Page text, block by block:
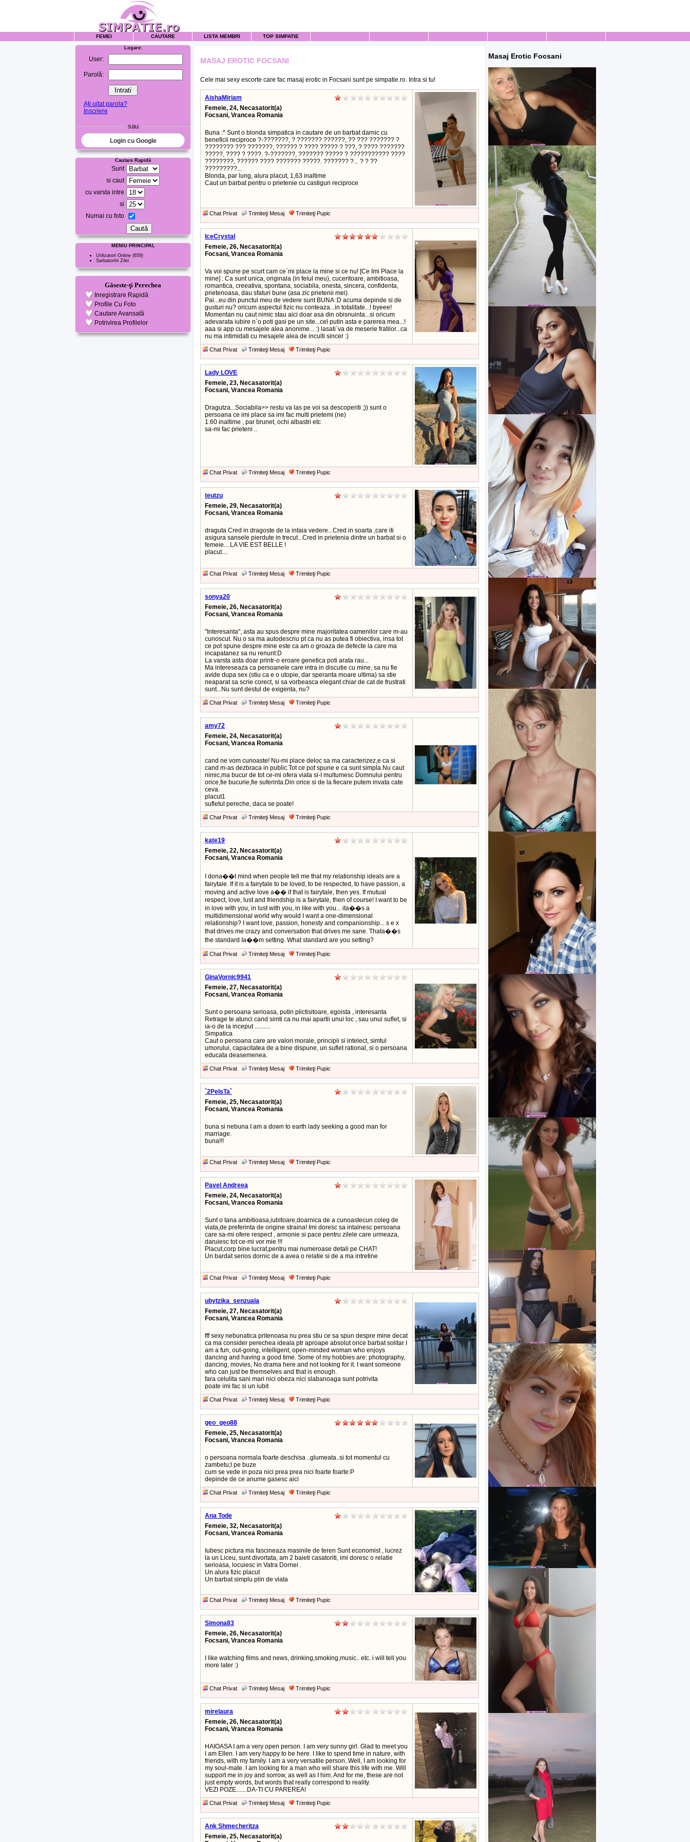
FEMEI CAUTARE LISTA MEMBRI TOP SIMPATIE
Logare:
User:
Parolă:
Aţi uitat parola?
Inscriere
sau
Login cu Google
Cautare Rapidă
Sunt
si caut
cu varsta intre
si
Numai cu foto
MENIU PRINCIPAL
Utilizatori Online (659)
Sarbatoritii Zilei
Găseste-ţi Perechea
Inregistrare Rapidă
Profile Cu Foto
Cautare Avansată
Potrivirea Profilelor
MASAJ EROTIC FOCSANI
Cele mai sexy escorte care fac masaj erotic in Focsani sunt pe simpatie.ro. Intra si tu!
AishaMiriam
Femeie, 24, Necasatorit(a)
Focsani, Vrancea Romania
Buna :* Sunt o blonda simpatica in cautare de un barbat darnic cu
beneficii reciproce ?-???????, ? ??????? ??????, ?? ??? ??????? ?
???????? ??? ???????, ?????? ? ???? ????? ? ???, ? ???? ???????
?????, ???? ? ????. ?-???????, ??????? ????? ? ??????????? ????
????????, ?????? ???? ??????? ?????. ??????? ?... ? ? ??
?????????...
Blonda, par lung, alura placut, 1,63 inaltime
Caut un barbat pentru o prietenie cu castiguri reciproce
Chat Privat Trimiteţi Mesaj Trimiteţi Pupic
IceCrystal
Femeie, 26, Necasatorit(a)
Focsani, Vrancea Romania
Va voi spune pe scurt cam ce`mi place la mine si ce nu! [Ce Imi Place la
mine] : Ca sunt unica, originala (in felul meu), cuceritoare, ambitioasa,
romantica, creeativa, spontana, sociabila, onesta, sincera, confidenta,
prietenoasa, dau sfaturi bune (asa zic prietenii mei).
Pai...eu din punctul meu de vedere sunt BUNA :D acuma depinde si de
gusturi nu? oricum aspectul fizic nu conteaza...in totalitate...! byeee!
Momentan nu caut nimic stau aici doar asa din obisnuinta...si oricum
adevarata iubire n`o poti gasi pe un site...cel putin asta e parerea mea...!
aaa si app cu mesajele alea anonime... :) lasati`va de meserie fratilor...ca
nu ma intimidati cu mesajele alea de inculti sincer :)
Chat Privat Trimiteţi Mesaj Trimiteţi Pupic
Lady LOVE
Femeie, 23, Necasatorit(a)
Focsani, Vrancea Romania
Dragutza...Sociabila>> restu va las pe voi sa descoperiti ;)) sunt o
persoana ce imi place sa imi fac multi prietemi (ne)
1.60 inaltime , par brunet, ochi albastri etc
sa-mi fac prieteni ..
Chat Privat Trimiteţi Mesaj Trimiteţi Pupic
teutzu
Femeie, 29, Necasatorit(a)
Focsani, Vrancea Romania
draguta Cred in dragoste de la intaia vedere...Cred in soarta ,care iti
asigura sansele pierdute in trecut...Cred in prietenia dintre un barbat si o
femeie... LA VIE EST BELLE !
placut....
Chat Privat Trimiteţi Mesaj Trimiteţi Pupic
sonya20
Femeie, 26, Necasatorit(a)
Focsani, Vrancea Romania
"Interesanta", asta au spus despre mine majoritatea oamenilor care m-au
cunoscut. Nu o sa ma autodescriu pt ca nu as putea fi obiectiva, insa tot
ce pot spune despre mine este ca am o groaza de defecte la care ma
incapatanez sa nu renunt:D
La varsta asta doar printr-o eroare genetica poti arata rau...
Ma intereseaza ca persoanele care intra in discutie cu mine, sa nu fie
avide dupa sex (stiu ca e o utopie, dar speranta moare ultima) sa stie
neaparat sa scrie corect, si sa vorbeasca elegant chiar de cat de frustrati
sunt...Nu sunt destul de exigenta, nu?
Chat Privat Trimiteţi Mesaj Trimiteţi Pupic
amy72
Femeie, 24, Necasatorit(a)
Focsani, Vrancea Romania
cand ne vom cunoaste! Nu-mi place deloc sa ma caracterizez,e ca si
cand m-as dezbraca in public.Tot ce pot spune e ca sunt simpla.Nu caut
nimic,ma bucur de tot ce-mi ofera viata si-I multumesc Domnului pentru
orice,fie bucurie,fie suferinta.Din orice si de la fiecare putem invata cate
ceva.
placut1
sufletul pereche, daca se poate!
Chat Privat Trimiteţi Mesaj Trimiteţi Pupic
kate19
Femeie, 22, Necasatorit(a)
Focsani, Vrancea Romania
I dona��t mind when people tell me that my relationship ideals are a
fairytale. If it is a fairytale to be loved, to be respected, to have passion, a
moving and active love a�� if that is fairytale, then yes. If mutual
respect, love, lust and friendship is a fairytale, then of course! I want to be
in love with you, in lust with you, in like with you... ita��s a
multidimensional world why would I want a one-dimensional
relationship? I want love, passion, honesty and companionship... s e x
that drives me crazy and conversation that drives me sane. Thata��s
the standard Ia��m setting. What standard are you setting?
Chat Privat Trimiteţi Mesaj Trimiteţi Pupic
GinaVornic9941
Femeie, 27, Necasatorit(a)
Focsani, Vrancea Romania
Sunt o persoana serioasa, putin plictisitoare, egoista , interesanta
Retrage te atunci cand simti ca nu mai apartii unui loc , sau unui suflet, si
ia-o de la inceput ..........
Simpatica
Caut o persoana care are valori morale, principii si intelect, simtul
umorului, capacitatea de a bine dispune, un suflet rational, si o persoana
educata deasemenea.
Chat Privat Trimiteţi Mesaj Trimiteţi Pupic
`2PeIsTa`
Femeie, 25, Necasatorit(a)
Focsani, Vrancea Romania
buna si nebuna I am a down to earth lady seeking a good man for
marriage.
buna!!!
Chat Privat Trimiteţi Mesaj Trimiteţi Pupic
Pavel Andreea
Femeie, 24, Necasatorit(a)
Focsani, Vrancea Romania
Sunt o tana ambitioasa,iubitoare,doarnica de a cunoastecun coleg de
viata,de preferinta de origine straina! Imi doresc sa intalnesc persoana
care sa-mi ofere respect , armonie si pace pentru zilele care urmeaza,
daruiesc tot ce-mi vor mie !!!
Placut,corp bine lucrat,pentru mai numeroase detali pe CHAT!
Un bardat serios dornic de a avea o relatie si de a ma intretine
Chat Privat Trimiteţi Mesaj Trimiteţi Pupic
ubytzika_senzuala
Femeie, 27, Necasatorit(a)
Focsani, Vrancea Romania
fff sexy nebunatica pritenoasa nu prea stiu ce sa spun despre mine decat
ca ma consider perechea ideala ptr aproape absolut orice barbat solitar I
am a fun, out-going, intelligent, open-minded woman who enjoys
dancing and having a good time. Some of my hobbies are: photography,
dancing, movies, No drama here and not looking for it. I want someone
who can just be themselves and that is enough.
fara celulita sani mari nici obeza nici slabanoaga sunt potrivita
poate imi fac si un iubit
Chat Privat Trimiteţi Mesaj Trimiteţi Pupic
geo_geo88
Femeie, 25, Necasatorit(a)
Focsani, Vrancea Romania
o persoana normala foarte deschisa ..glumeata..si tot momentul cu
zambetu;l pe buze
cum se vede in poza nici prea prea nici foarte foarte:P
depinde de ce anume gasesc aici
Chat Privat Trimiteţi Mesaj Trimiteţi Pupic
Ana Tode
Femeie, 32, Necasatorit(a)
Focsani, Vrancea Romania
Iubesc pictura ma fascineaza masinile de teren Sunt economist , lucrez
la un Liceu, sunt divortata, am 2 baieti casatoriti, imi doresc o relatie
serioasa, locuiesc in Vatra Dornei .
Un alura fizic placut
Un barbat simplu plin de viata
Chat Privat Trimiteţi Mesaj Trimiteţi Pupic
Simona83
Femeie, 26, Necasatorit(a)
Focsani, Vrancea Romania
I like watching films and news, drinking,smoking,music.. etc. i will tell you
more later :)
Chat Privat Trimiteţi Mesaj Trimiteţi Pupic
mirelaura
Femeie, 26, Necasatorit(a)
Focsani, Vrancea Romania
HAIOASA I am a very open person. I am very sunny girl. Glad to meet you
I am Ellen. I am very happy to be here. I like to spend time in nature, with
friends, with my family. I am a very versatile person..Well, I am looking for
my soul-mate. I am looking for a man who will share this life with me. Will
support me in joy and sorrow, as well as I him. And for me, these are not
just empty words, but words that really correspond to reality.
VEZI POZE.......DA-TI CU PAREREA!
Chat Privat Trimiteţi Mesaj Trimiteţi Pupic
Ank Shmecheritza
Femeie, 25, Necasatorit(a)
Masaj Erotic Focsani